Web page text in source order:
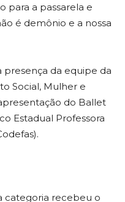
para a passarela e
é demônio e a nossa
da equipe da
Social, Mulher e
do Ballet
Estadual Professora
categoria recebeu o